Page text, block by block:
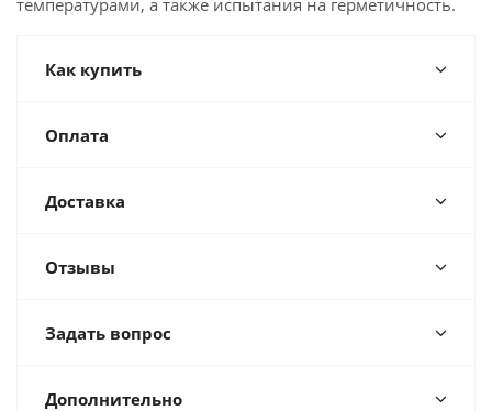
температурами, а также испытания на герметичность.
Как купить
Оплата
Доставка
Отзывы
Задать вопрос
Дополнительно